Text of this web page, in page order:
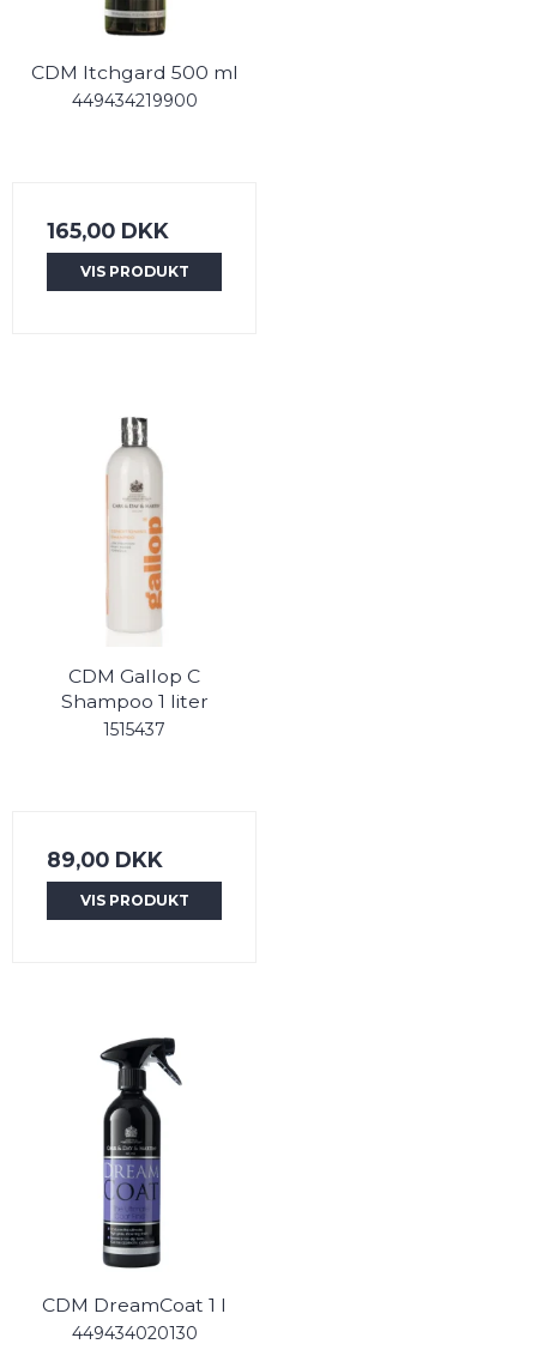
CDM Itchgard 500 ml
449434219900
165,00 DKK
VIS PRODUKT
CDM Gallop C
Shampoo 1 liter
1515437
89,00 DKK
VIS PRODUKT
CDM DreamCoat 1 l
449434020130